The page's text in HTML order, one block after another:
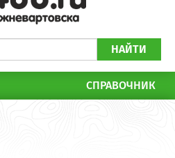
НАЙТИ
СПРАВОЧНИК